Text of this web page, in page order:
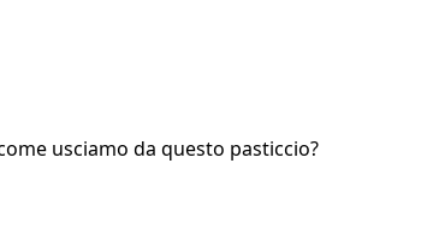
usciamo da questo pasticcio?